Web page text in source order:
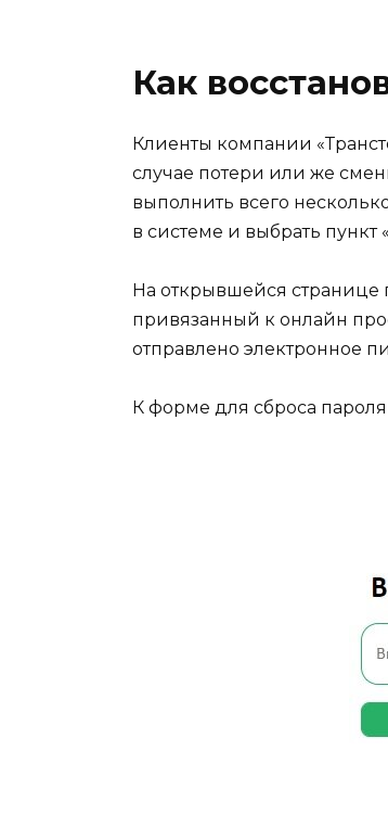
Как
Клиенты компании
случае потери или же
выполнить всего
в системе и выбрать пункт
На открывшейся странице
привязанный к онлайн
отправлено электронное
К форме для сброса